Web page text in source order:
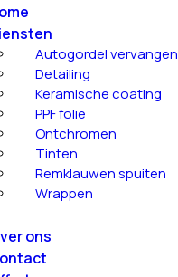
Autogordel vervangen
Detailing
Keramische coating
PPF folie
Ontchromen
Tinten
Remklauwen spuiten
Wrappen
ons